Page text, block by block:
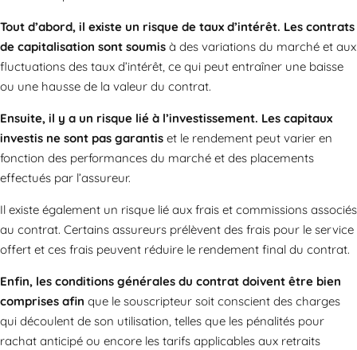
Tout d’abord, il existe un risque de taux d’intérêt. Les contrats
de capitalisation sont soumis à des variations du marché et aux
fluctuations des taux d’intérêt, ce qui peut entraîner une baisse
ou une hausse de la valeur du contrat.
Ensuite, il y a un risque lié à l’investissement. Les capitaux
investis ne sont pas garantis et le rendement peut varier en
fonction des performances du marché et des placements
effectués par l’assureur.
Il existe également un risque lié aux frais et commissions associés
au contrat. Certains assureurs prélèvent des frais pour le service
offert et ces frais peuvent réduire le rendement final du contrat.
Enfin, les conditions générales du contrat doivent être bien
comprises afin que le souscripteur soit conscient des charges
qui découlent de son utilisation, telles que les pénalités pour
rachat anticipé ou encore les tarifs applicables aux retraits